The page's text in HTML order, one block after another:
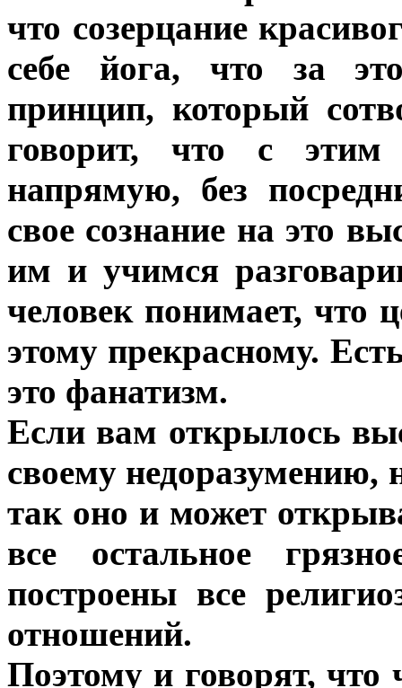
что созерцание
себе йога, что за
принцип, который
говорит, что с
напрямую, без
свое сознание на это
им и учимся
человек понимает, что
этому прекрасному.
это фанатизм.
Если вам открылось
своему недоразумению,
так оно и может
все остальное
построены все
отношений.
Поэтому и говорят, что